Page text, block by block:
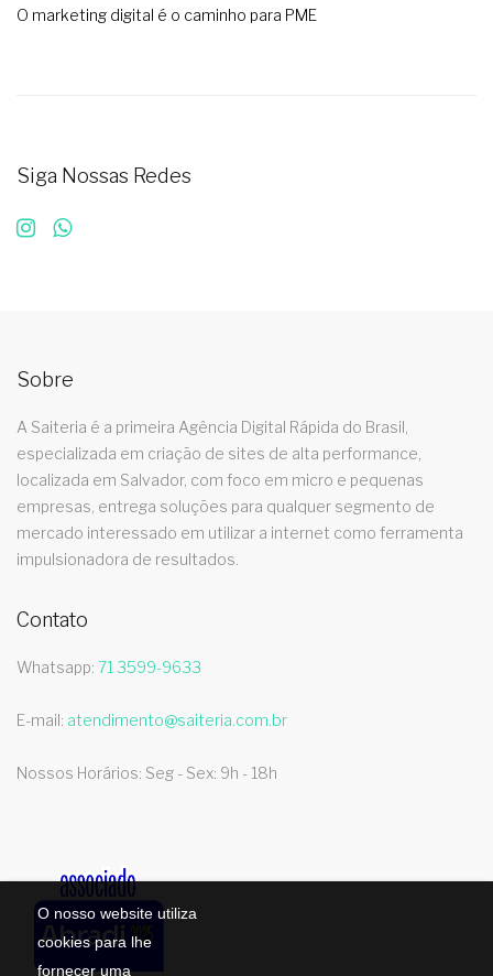
O nosso website utiliza
cookies para lhe
fornecer uma
O marketing digital é o caminho para PME
Siga Nossas Redes
Sobre
A Saiteria é a primeira Agência Digital Rápida do Brasil,
especializada em criação de sites de alta performance,
localizada em Salvador, com foco em micro e pequenas
empresas, entrega soluções para qualquer segmento de
mercado interessado em utilizar a internet como ferramenta
impulsionadora de resultados.
Contato
Whatsapp: 71 3599-9633
E-mail: atendimento@saiteria.com.br
Nossos Horários: Seg - Sex: 9h - 18h